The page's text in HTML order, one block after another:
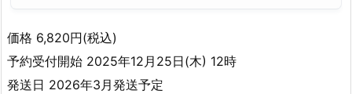
価格 6,820円(税込)
予約受付開始 2025年12月25日(木) 12時
発送日 2026年3月発送予定